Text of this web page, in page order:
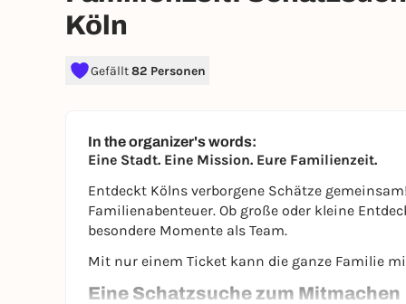
Köln
Gefällt82 Personen
In the organizer's words:
Eine Stadt. Eine Mission. Eure Familienzeit.
Entdeckt Kölns verborgene Schätze
Familienabenteuer. Ob große oder kleine
besondere Momente als Team.
Mit nur einem Ticket kann die ganze Familie
Eine Schatzsuche zum Mitmachen